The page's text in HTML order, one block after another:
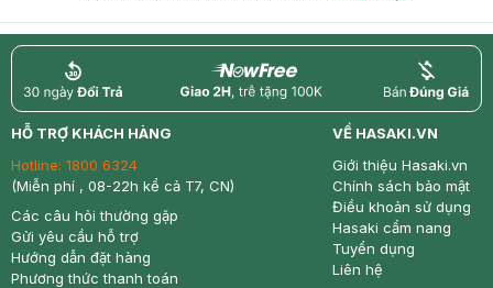
return nowfree price
HỖ TRỢ KHÁCH HÀNG
Hotline: 1800 6324
(Miễn phí , 08-22h kể cả T7, CN)
Các câu hỏi thường gặp
Gửi yêu cầu hỗ trợ
Hướng dẫn đặt hàng
Phương thức thanh toán
VỀ HASAKI.VN
Giới thiệu Hasaki.vn
Chính sách bảo mật
Điều khoản sử dụng
Hasaki cẩm nang
Tuyển dụng
Liên hệ